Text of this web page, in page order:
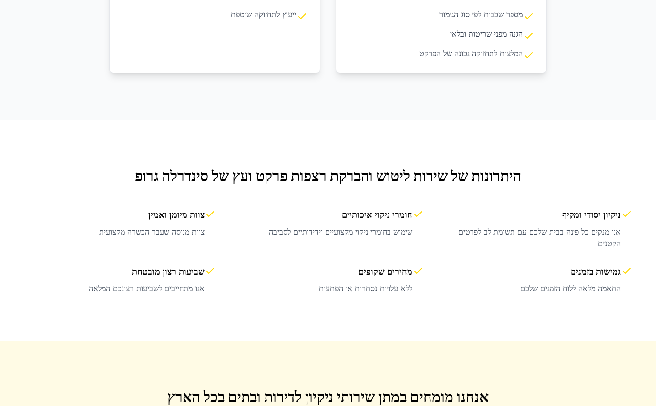
מספר שכבות לפי סוג הגימור
הגנה מפני שריטות ובלאי
המלצות לתחזוקה נכונה של הפרקט
ייעוץ לתחזוקה שוטפת
היתרונות של שירות ליטוש והברקת רצפות פרקט ועץ של סינדרלה גרופ
ניקיון יסודי ומקיף
אנו מנקים כל פינה בבית שלכם עם תשומת לב לפרטים
הקטנים
חומרי ניקוי איכותיים
שימוש בחומרי ניקוי מקצועיים וידידותיים לסביבה
צוות מיומן ואמין
צוות מנוסה שעבר הכשרה מקצועית
גמישות בזמנים
התאמה מלאה ללוח הזמנים שלכם
מחירים שקופים
ללא עלויות נסתרות או הפתעות
שביעות רצון מובטחת
אנו מתחייבים לשביעות רצונכם המלאה
אנחנו מומחים במתן שירותי ניקיון לדירות ובתים בכל הארץ